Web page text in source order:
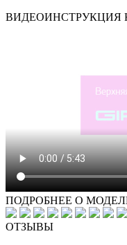
ВИДЕОИНСТРУКЦИЯ
ПОДРОБНЕЕ О
ОТЗЫВЫ